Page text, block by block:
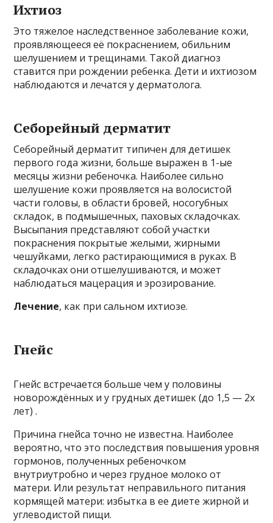
Ихтиоз
Это тяжелое наследственное заболевание кожи,
проявляющееся её покраснением, обильним
шелушением и трещинами. Такой диагноз
ставится при рождении ребенка. Дети и ихтиозом
наблюдаются и лечатся у дерматолога.
Себорейный дерматит
Себорейный дерматит типичен для детишек
первого года жизни, больше выражен в 1-ые
месяцы жизни ребеночка. Наиболее сильно
шелушение кожи проявляется на волосистой
части головы, в области бровей, носогубных
складок, в подмышечных, паховых складочках.
Высыпания представляют собой участки
покраснения покрытые желыми, жирными
чешуйками, легко растирающимися в руках. В
складочках они отшелушиваются, и может
наблюдаться мацерация и эрозирование.
Лечение, как при сальном ихтиозе.
Гнейс
Гнейс встречается больше чем у половины
новорождённых и у грудных детишек (до 1,5 — 2х
лет) .
Причина гнейса точно не известна. Наиболее
вероятно, что это последствия повышения уровня
гормонов, полученных ребеночком
внутриутробно и через грудное молоко от
матери. Или результат неправильного питания
кормящей матери: избытка в ее диете жирной и
углеводистой пищи.